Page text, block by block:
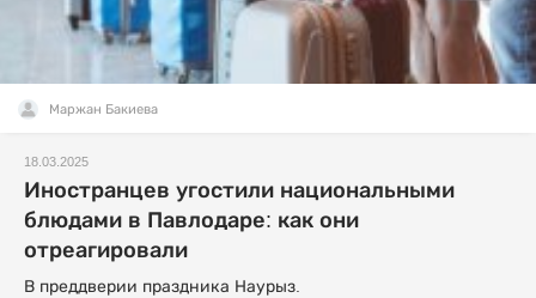
Маржан Бакиева
18.03.2025
Иностранцев угостили национальными
блюдами в Павлодаре: как они
отреагировали
В преддверии праздника Наурыз.